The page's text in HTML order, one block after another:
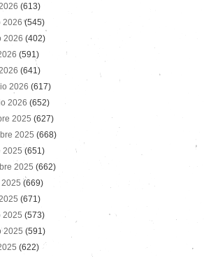
(613)
2026 (545)
2026 (402)
(591)
(641)
2026 (617)
2026 (652)
2025 (627)
2025 (668)
2025 (651)
2025 (662)
(669)
(671)
2025 (573)
2025 (591)
(622)